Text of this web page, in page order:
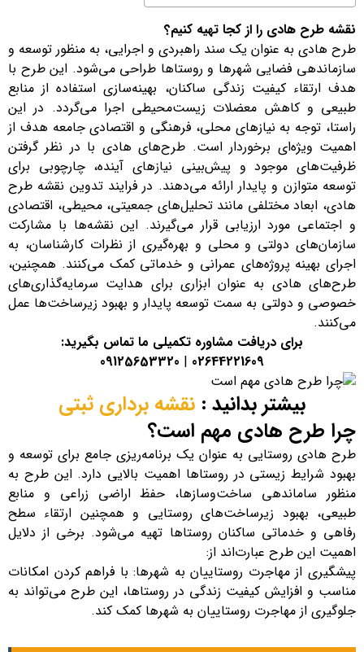
نقشه طرح هادی را از کجا تهیه کنیم؟
طرح هادی به عنوان یک سند راهبردی و اجرایی، به منظور توسعه و
سازماندهی فضایی شهرها و روستاها طراحی می‌شود. این طرح با
هدف ارتقاء کیفیت زندگی ساکنان، بهینه‌سازی استفاده از منابع
طبیعی و کاهش معضلات زیست‌محیطی اجرا می‌گردد. در این
راستا، توجه به نیازهای محلی، فرهنگی و اقتصادی جامعه هدف از
اهمیت ویژه‌ای برخوردار است. طرح‌های هادی با در نظر گرفتن
ظرفیت‌های موجود و پیش‌بینی نیازهای آینده، چارچوبی برای
توسعه متوازن و پایدار ارائه می‌دهند. در فرایند تدوین نقشه طرح
هادی، ابعاد مختلفی مانند تحلیل‌های جمعیتی، محیطی، اقتصادی
و اجتماعی مورد ارزیابی قرار می‌گیرند. این نقشه‌ها با مشارکت
سازمان‌های دولتی و محلی و بهره‌گیری از نظرات کارشناسان، به
اجرای بهینه پروژه‌های عمرانی و خدماتی کمک می‌کنند. همچنین،
طرح‌های هادی به عنوان ابزاری برای هدایت سرمایه‌گذاری‌های
خصوصی و دولتی به سمت توسعه پایدار و بهبود زیرساخت‌ها عمل
می‌کنند.
برای دریافت مشاوره تکمیلی ما تماس بگیرید:
02644221609
|
09125653320
بیشتر بدانید : نقشه برداری ثبتی
چرا طرح هادی مهم است؟
طرح هادی روستایی به عنوان یک برنامه‌ریزی جامع برای توسعه و
بهبود شرایط زیستی در روستاها اهمیت بالایی دارد. این طرح به
منظور ساماندهی ساخت‌وسازها، حفظ اراضی زراعی و منابع
طبیعی، بهبود زیرساخت‌های روستایی و همچنین ارتقاء سطح
رفاهی و خدماتی ساکنان روستاها تهیه می‌شود. برخی از دلایل
اهمیت این طرح عبارت‌اند از:
پیشگیری از مهاجرت روستاییان به شهرها: با فراهم کردن امکانات
مناسب و افزایش کیفیت زندگی در روستاها، این طرح می‌تواند به
جلوگیری از مهاجرت روستاییان به شهرها کمک کند.